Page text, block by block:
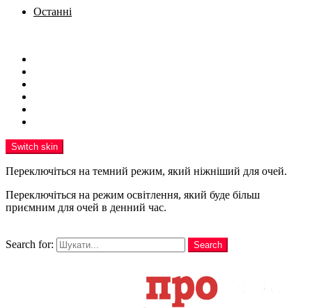
Останні
Switch skin
Переключіться на темний режим, який ніжніший для очей.
Переключіться на режим освітлення, який буде більш
приємним для очей в денний час.
Search for:
Search